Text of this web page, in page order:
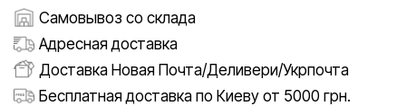
Самовывоз со склада
Адресная доставка
Доставка Новая Почта/Деливери/Укрпочта
Бесплатная доставка по Киеву от 5000 грн.